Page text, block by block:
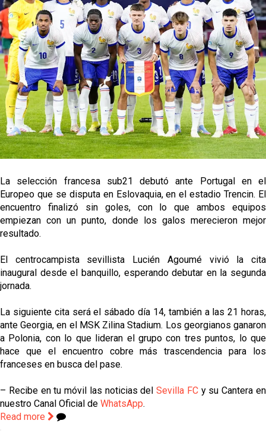
Sow muy cerca de cerrar su traspaso al Genoa
Oso es el siguiente en la lista para salir
El Sevilla FC oficializa la cesión de Rafa Mir al Aris
de Salónica
Juanlu se marcha traspasado al Bournemouth
La selección francesa sub21 debutó ante Portugal en el
Europeo que se disputa en Eslovaquia, en el estadio Trencin. El
encuentro finalizó sin goles, con lo que ambos equipos
empiezan con un punto, donde los galos merecieron mejor
resultado.
El centrocampista sevillista Lucién Agoumé vivió la cita
inaugural desde el banquillo, esperando debutar en la segunda
jornada.
La siguiente cita será el sábado día 14, también a las 21 horas,
ante Georgia, en el MSK Zilina Stadium. Los georgianos ganaron
a Polonia, con lo que lideran el grupo con tres puntos, lo que
hace que el encuentro cobre más trascendencia para los
franceses en busca del pase.
– Recibe en tu móvil las noticias delSevilla FCy su Cantera en
nuestro Canal Oficial de WhatsApp.
Read more